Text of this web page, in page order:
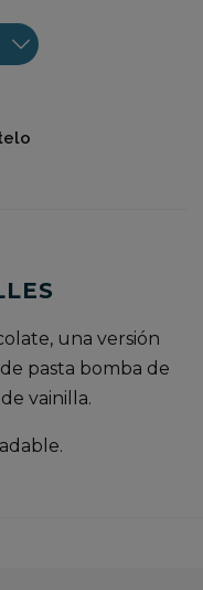
una versión
pasta bomba de
vainilla.